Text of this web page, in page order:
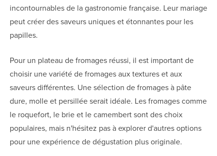
incontournables de la gastronomie française. Leur mariage
peut créer des saveurs uniques et étonnantes pour les
papilles.
Pour un plateau de fromages réussi, il est important de
choisir une variété de fromages aux textures et aux
saveurs différentes. Une sélection de fromages à pâte
dure, molle et persillée serait idéale. Les fromages comme
le roquefort, le brie et le camembert sont des choix
populaires, mais n'hésitez pas à explorer d'autres options
pour une expérience de dégustation plus originale.